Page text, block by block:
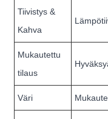
Tiivistys &
Kahva
Mukautettu
tilaus
Väri